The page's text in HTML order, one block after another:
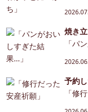
焼き
「パ
予約
「修